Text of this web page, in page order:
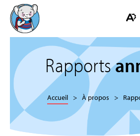
la
Rapports
Accueil À propos